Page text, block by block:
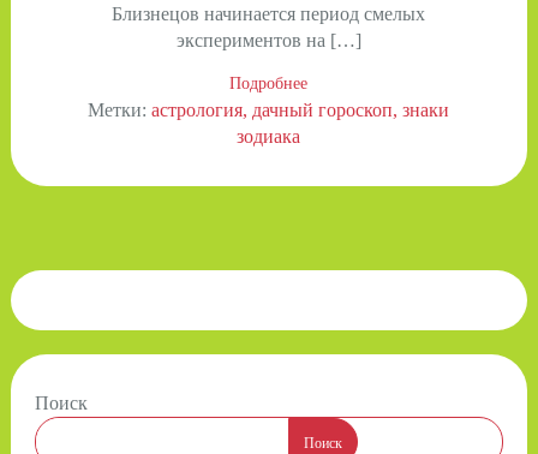
Близнецов начинается период смелых
экспериментов на […]
Подробнее
Метки:астрология дачный гороскоп знаки
зодиака
Поиск
Поиск